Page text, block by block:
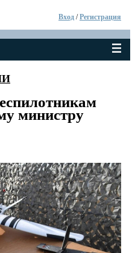
Вход /Регистрация
министру